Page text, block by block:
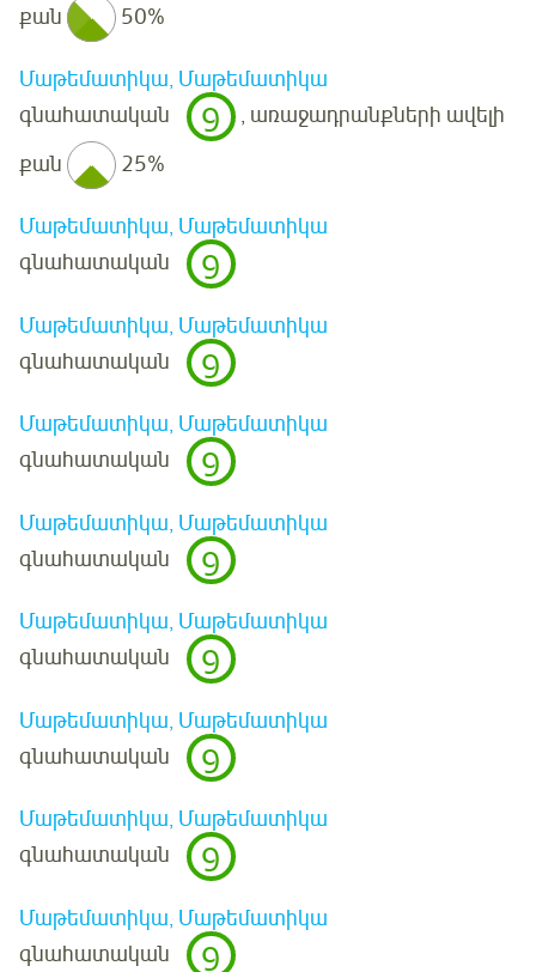
քան
50%
Մաթեմատիկա, Մաթեմատիկա
գնահատական
9
, առաջադրանքների ավելի
քան
25%
Մաթեմատիկա, Մաթեմատիկա
գնահատական
9
Մաթեմատիկա, Մաթեմատիկա
գնահատական
9
Մաթեմատիկա, Մաթեմատիկա
գնահատական
9
Մաթեմատիկա, Մաթեմատիկա
գնահատական
9
Մաթեմատիկա, Մաթեմատիկա
գնահատական
9
Մաթեմատիկա, Մաթեմատիկա
գնահատական
9
Մաթեմատիկա, Մաթեմատիկա
գնահատական
9
Մաթեմատիկա, Մաթեմատիկա
գնահատական
9